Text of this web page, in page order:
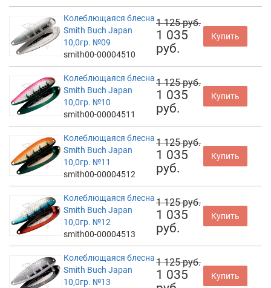
Колеблющаяся блесна
Smith Buch Japan
10,0гр. №09
smith00-00004510
1 125 руб.
1 035
руб.
Купить
Колеблющаяся блесна
Smith Buch Japan
10,0гр. №10
smith00-00004511
1 125 руб.
1 035
руб.
Купить
Колеблющаяся блесна
Smith Buch Japan
10,0гр. №11
smith00-00004512
1 125 руб.
1 035
руб.
Купить
Колеблющаяся блесна
Smith Buch Japan
10,0гр. №12
smith00-00004513
1 125 руб.
1 035
руб.
Купить
Колеблющаяся блесна
Smith Buch Japan
10,0гр. №13
1 125 руб.
1 035
Купить